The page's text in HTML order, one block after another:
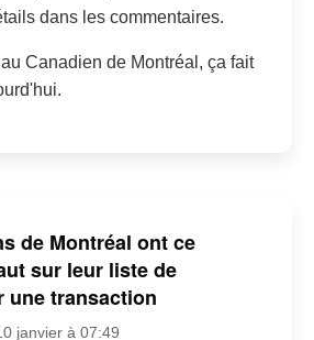
dans les commentaires.
Canadien de Montréal, ça fait
de Montréal ont ce
sur leur liste de
une transaction
janvier à 07:49